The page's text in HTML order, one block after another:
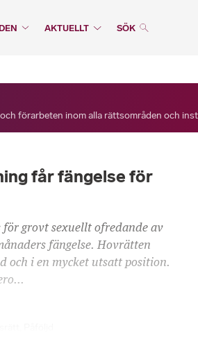
AKTUELLT SÖK
förarbeten inom alla rättsområden och
får fängelse för
grovt sexuellt ofredande av
fängelse. Hovrätten
och i en mycket utsatt position.